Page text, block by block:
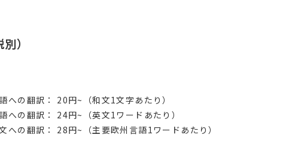
）
への翻訳： 20円~（和文1文字あたり）
への翻訳： 24円~（英文1ワードあたり）
への翻訳： 28円~（主要欧州言語1ワードあたり）